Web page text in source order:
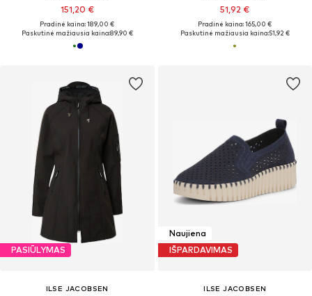
151,20 €
Pradinė kaina: 189,00 €
Paskutinė mažiausia kaina:89,90 €
51,92 €
Pradinė kaina: 165,00 €
Paskutinė mažiausia kaina:51,92 €
PASIŪLYMAS
ILSE JACOBSEN
Naujiena
IŠPARDAVIMAS
ILSE JACOBSEN